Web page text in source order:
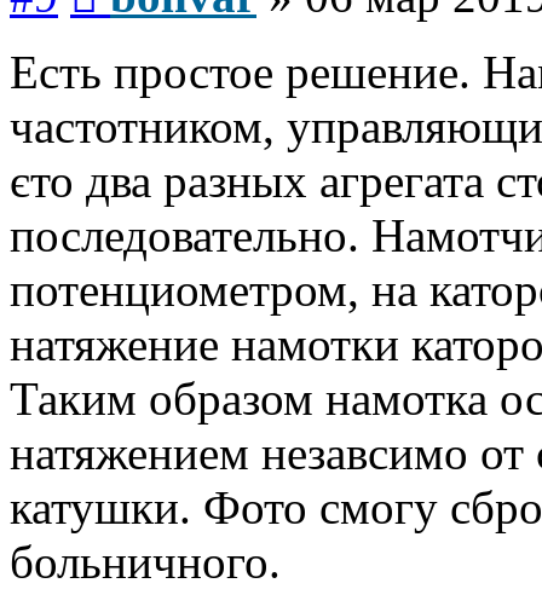
Есть простое решение.
частотником,
єто два разных агрегата
последовательно.
потенциометром, на
натяжение намотки
Таким образом намотка
натяжением незавсимо
катушки. Фото смогу
больничного.